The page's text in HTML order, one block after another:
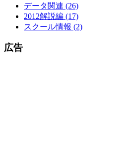
データ関連 (26)
2012解説編 (17)
スクール情報 (2)
広告